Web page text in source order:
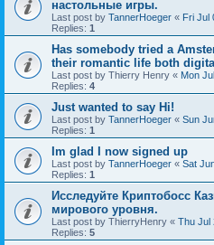
настольные игры.
Last post by TannerHoeger « Fri Jul
Replies: 1
Has somebody tried a
their romantic life both
Last post by Thierry Henry « Mon
Replies: 4
Just wanted to say Hi!
Last post by TannerHoeger « Sun
Replies: 1
Im glad I now signed up
Last post by TannerHoeger « Sat
Replies: 1
Исследуйте Криптобосс
мирового уровня.
Last post by ThierryHenry « Thu Jul
Replies: 5